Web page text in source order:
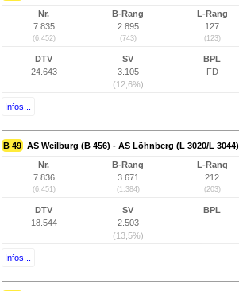
Nr.
7.835
(6.452)
B-Rang
2.895
(743)
L-Rang
127
(123)
DTV
24.643
SV
3.105
(12,6%)
BPL
FD
Infos...
B 49 AS Weilburg (B 456) - AS Löhnberg (L 3020/L 3044)
Nr.
7.836
(6.451)
B-Rang
3.671
(1.384)
L-Rang
212
(203)
DTV
18.544
SV
2.503
(13,5%)
BPL
Infos...